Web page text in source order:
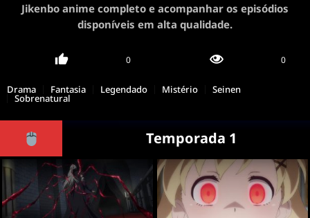
Jikenbo anime completo e acompanhar os episódios
disponíveis em alta qualidade.
0 0
Drama Fantasia Legendado Mistério Seinen
Sobrenatural
Temporada 1